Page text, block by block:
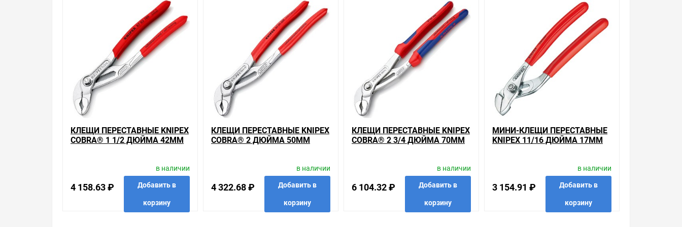
Мы предлагаем большой выбор товаров из категории
Клещи переставные сантехнические
по хорошим ценам. Уверены, что вы найдете на нашем сайте именно то, что искали, потратив на это минимум времени. Есть поиск по позициям.
Весь товар сертифицирован, отвечает требованиям качества. Мы работаем с проверенными поставщиками, продаем товар от давно зарекомендовавших себя
Быстрая доставка в любой город – несколько вариантов, вы всегда можете выбрать наиболее удобный. Клещи переставные Knipex Cobra® 1 дюйм 27мм
хромированные 1-к ручки L-125мм , можно получить в пункте выдачи, или заказать курьерскую доставку до двери. Закажите выгодную доставку в Ваш город или
прямо к вашей двери. Это удобнее, чем объезжать магазины, тратить время, выбирать из того, что предлагают, а не покупать то, что нужно, что хочется.
Брак – это исключение в нашем ассортименте. Если он выявлен, то возврат товара осуществляется в соответствии с Законом Российской Федерации «О защите прав
потребителя». Это не значит, что нужно тратить много времени на решение проблемы. Правила, согласно которым урегулируется проблема, очень простые. Мы
просто заменяем некачественный товар на то, который соответствует ожиданиям, или возвращаем деньги.
собираетесь купить. Мы всегда рады помочь, посоветовать, рассказать подробно о товарах из нашего ассортимента.
КЛЕЩИ ПЕРЕСТАВНЫЕ KNIPEX
COBRA® 1 1/2 ДЮЙМА 42ММ
4 158.63 ₽
в наличии
Добавить в
корзину
сравнить купить в 1 клик
КЛЕЩИ ПЕРЕСТАВНЫЕ KNIPEX
COBRA® 2 ДЮЙМА 50ММ
4 322.68 ₽
в наличии
Добавить в
корзину
КЛЕЩИ ПЕРЕСТАВНЫЕ KNIPEX
COBRA® 2 3/4 ДЮЙМА 70ММ
6 104.32 ₽
в наличии
Добавить в
корзину
МИНИ-КЛЕЩИ ПЕРЕСТАВНЫЕ
KNIPEX 11/16 ДЮЙМА 17ММ
3 154.91 ₽
в наличии
Добавить в
корзину
сравнить купить в 1 клик